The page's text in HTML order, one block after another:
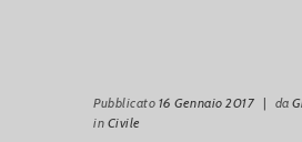
Pubblicato 16 Gennaio 2017 | da
in Civile